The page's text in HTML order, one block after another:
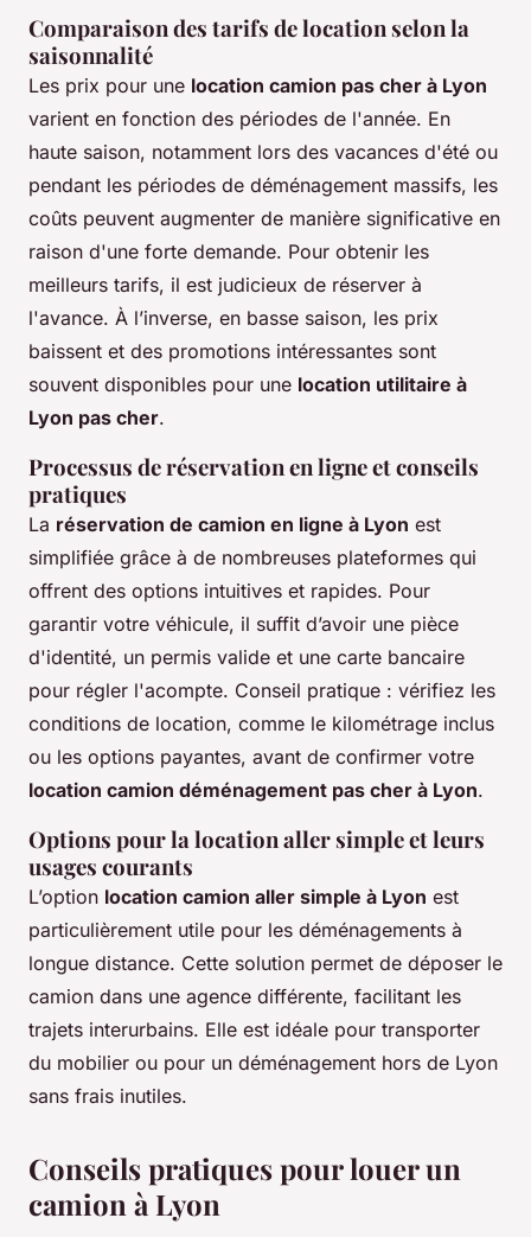
Comparaison des tarifs de location selon la
saisonnalité
Les prix pour une location camion pas cher à Lyon
varient en fonction des périodes de l'année. En
haute saison, notamment lors des vacances d'été ou
pendant les périodes de déménagement massifs, les
coûts peuvent augmenter de manière significative en
raison d'une forte demande. Pour obtenir les
meilleurs tarifs, il est judicieux de réserver à
l'avance. À l’inverse, en basse saison, les prix
baissent et des promotions intéressantes sont
souvent disponibles pour une location utilitaire à
Lyon pas cher.
Processus de réservation en ligne et conseils
pratiques
La réservation de camion en ligne à Lyon est
simplifiée grâce à de nombreuses plateformes qui
offrent des options intuitives et rapides. Pour
garantir votre véhicule, il suffit d’avoir une pièce
d'identité, un permis valide et une carte bancaire
pour régler l'acompte. Conseil pratique : vérifiez les
conditions de location, comme le kilométrage inclus
ou les options payantes, avant de confirmer votre
location camion déménagement pas cher à Lyon.
Options pour la location aller simple et leurs
usages courants
L’option location camion aller simple à Lyon est
particulièrement utile pour les déménagements à
longue distance. Cette solution permet de déposer le
camion dans une agence différente, facilitant les
trajets interurbains. Elle est idéale pour transporter
du mobilier ou pour un déménagement hors de Lyon
sans frais inutiles.
Conseils pratiques pour louer un
camion à Lyon